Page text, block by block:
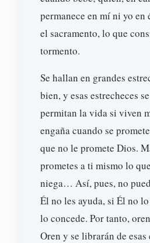
permanece en mí ni yo en
el sacramento, lo que
tormento.
Se hallan en grandes
bien, y esas estrecheces
permitan la vida si viven
engaña cuando se
que no le promete Dios.
prometes a ti mismo lo
niega… Así, pues, no
Él no les ayuda, si Él no
lo concede. Por tanto,
Oren y se librarán de esas